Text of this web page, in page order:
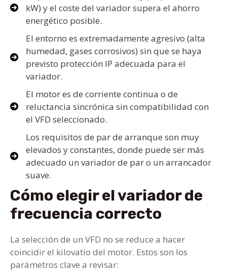
kW) y el coste del variador supera el ahorro
energético posible.
El entorno es extremadamente agresivo (alta
humedad, gases corrosivos) sin que se haya
previsto protección IP adecuada para el
variador.
El motor es de corriente continua o de
reluctancia sincrónica sin compatibilidad con
el VFD seleccionado.
Los requisitos de par de arranque son muy
elevados y constantes, donde puede ser más
adecuado un variador de par o un arrancador
suave.
Cómo elegir el variador de
frecuencia correcto
La selección de un VFD no se reduce a hacer
coincidir el kilovatio del motor. Estos son los
parámetros clave a revisar: